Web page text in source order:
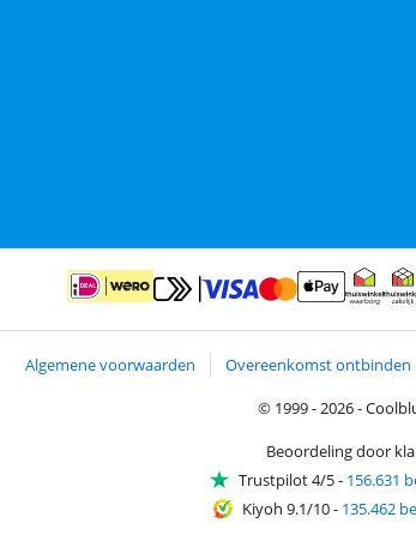
Betalen met MasterCard en Visa via
Algemene voorwaarden Overeenkomst ontbinden
© 1999 - 2026 -
Beoordeling door
Trustpilot 4/5- 156.631
Kiyoh 9.1/10- 135.462